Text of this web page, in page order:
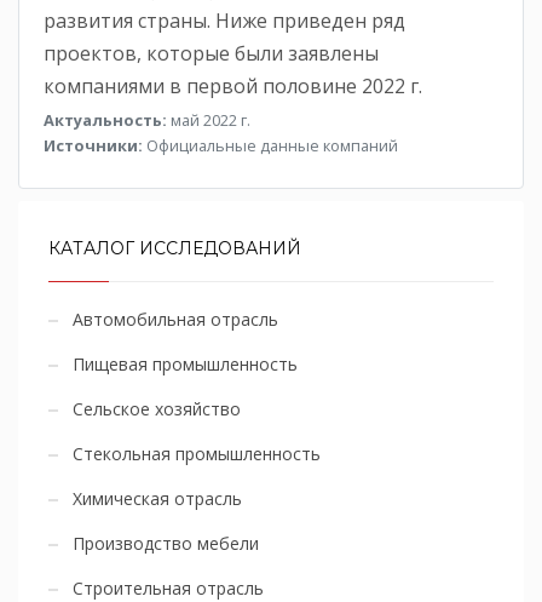
развития страны. Ниже приведен ряд
проектов, которые были заявлены
компаниями в первой половине 2022 г.
Актуальность: май 2022 г.
Источники: Официальные данные компаний
КАТАЛОГ ИССЛЕДОВАНИЙ
Автомобильная отрасль
Пищевая промышленность
Сельское хозяйство
Стекольная промышленность
Химическая отрасль
Производство мебели
Строительная отрасль